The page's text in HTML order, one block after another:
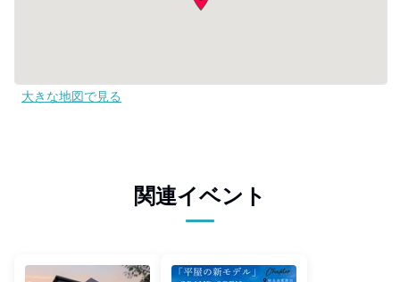
大きな地図で見る
関連イベント